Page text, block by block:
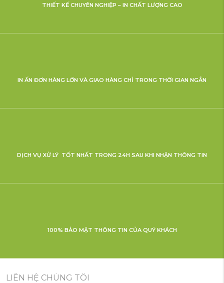
THIẾT KẾ CHUYÊN NGHIỆP – IN CHẤT LƯỢNG CAO
IN ẤN ĐƠN HÀNG LỚN VÀ GIAO HÀNG CHỈ TRONG THỜI GIAN NGẮN
DỊCH VỤ XỬ LÝ TỐT NHẤT TRONG 24H SAU KHI NHẬN THÔNG TIN
100% BẢO MẬT THÔNG TIN CỦA QUÝ KHÁCH
LIÊN HỆ CHÚNG TÔI